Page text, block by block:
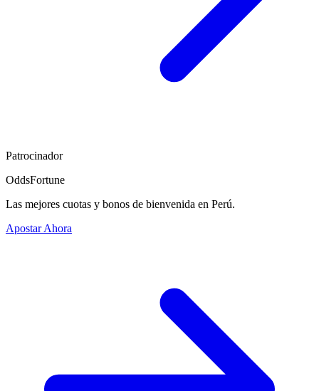
Patrocinador
OddsFortune
Las mejores cuotas y bonos de bienvenida en Perú.
Apostar Ahora